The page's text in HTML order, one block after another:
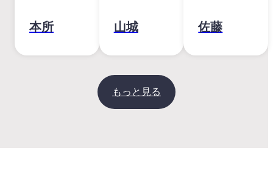
本所 山城 佐藤
もっと見る